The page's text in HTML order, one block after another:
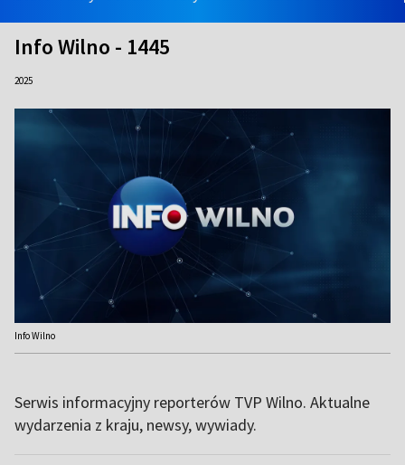
Info Wilno - 1445
2025
Info Wilno
Serwis informacyjny reporterów TVP Wilno. Aktualne
wydarzenia z kraju, newsy, wywiady.